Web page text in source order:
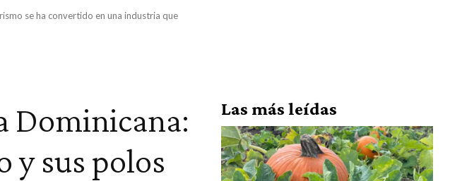
se ha convertido en una industria que
Dominicana:
y sus polos
Las más leídas